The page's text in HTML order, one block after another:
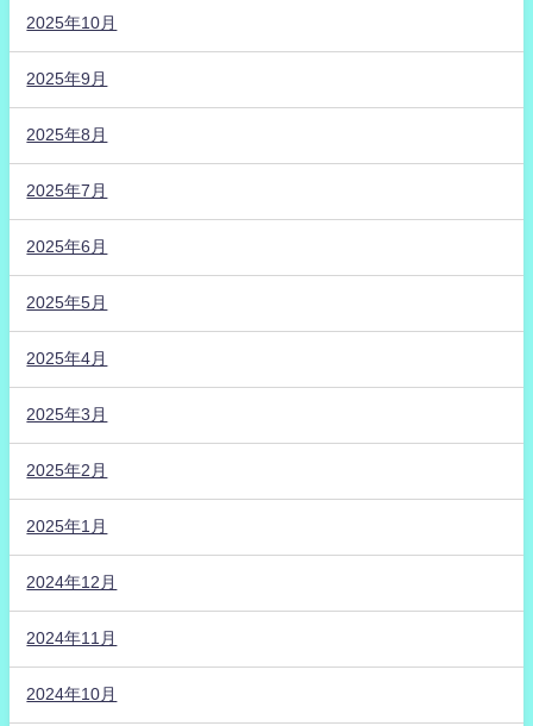
2025年10月
2025年9月
2025年8月
2025年7月
2025年6月
2025年5月
2025年4月
2025年3月
2025年2月
2025年1月
2024年12月
2024年11月
2024年10月